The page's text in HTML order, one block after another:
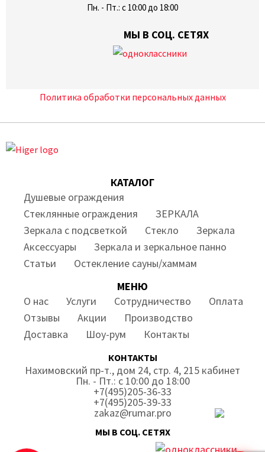
Пн. - Пт.: с 10:00 до 18:00
МЫ В СОЦ. СЕТЯХ
Политика обработки персональных данных
КАТАЛОГ
Душевые ограждения
Стеклянные ограждения
ЗЕРКАЛА
Зеркала с подсветкой
Стекло
Зеркала
Аксессуары
Зеркала и зеркальное панно
Статьи
Остекление сауны/хаммам
МЕНЮ
О нас
Услуги Сотрудничество
Оплата
Отзывы
Акции
Производство
Доставка
Шоу-рум Контакты
КОНТАКТЫ
Нахимовский пр-т., дом 24, стр. 4, 215 кабинет
Пн. - Пт.: с 10:00 до 18:00
+7(495)205-36-33
+7(495)205-39-33
zakaz@rumar.pro
МЫ В СОЦ. СЕТЯХ